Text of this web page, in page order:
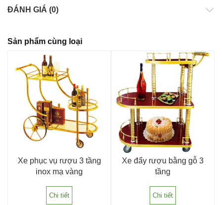
ĐÁNH GIÁ (0)
Sản phẩm cùng loại
Xe phục vụ rượu 3 tầng
inox mạ vàng
Chi tiết
Xe đẩy rượu bằng gỗ 3
tầng
Chi tiết